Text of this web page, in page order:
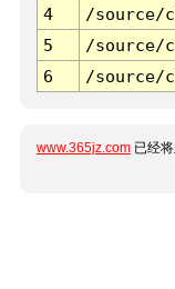
4
/source/
5
/source/
6
/source/
www.365jz.com 已经